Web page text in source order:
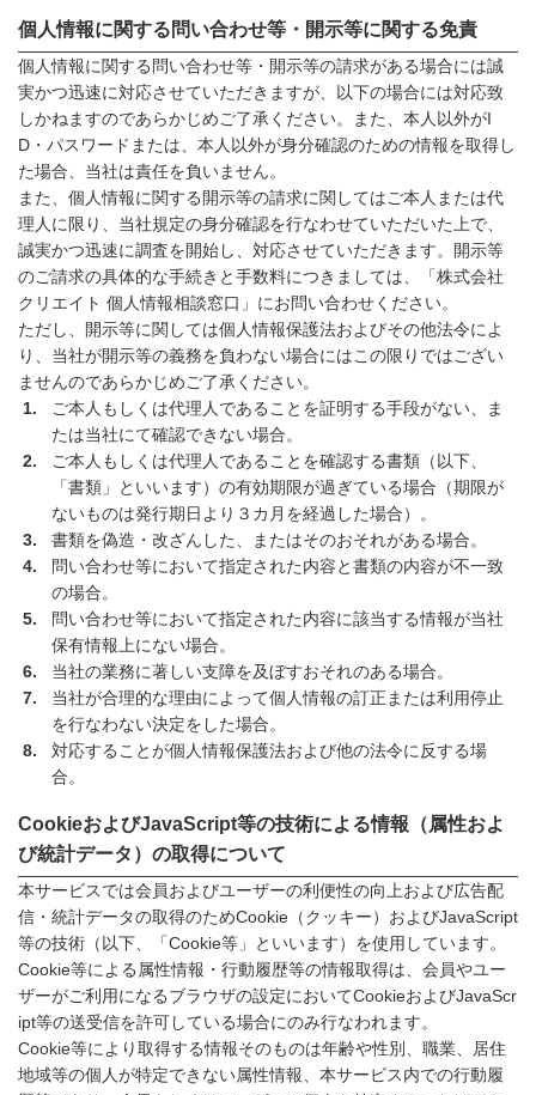
個人情報に関する問い合わせ等・開示等に関する免責
個人情報に関する問い合わせ等・開示等の請求がある場合には誠
実かつ迅速に対応させていただきますが、以下の場合には対応致
しかねますのであらかじめご了承ください。また、本人以外がI
D・パスワードまたは、本人以外が身分確認のための情報を取得し
た場合、当社は責任を負いません。
また、個人情報に関する開示等の請求に関してはご本人または代
理人に限り、当社規定の身分確認を行なわせていただいた上で、
誠実かつ迅速に調査を開始し、対応させていただきます。開示等
のご請求の具体的な手続きと手数料につきましては、「株式会社
クリエイト 個人情報相談窓口」にお問い合わせください。
ただし、開示等に関しては個人情報保護法およびその他法令によ
り、当社が開示等の義務を負わない場合にはこの限りではござい
ませんのであらかじめご了承ください。
ご本人もしくは代理人であることを証明する手段がない、ま
たは当社にて確認できない場合。
ご本人もしくは代理人であることを確認する書類（以下、
「書類」といいます）の有効期限が過ぎている場合（期限が
ないものは発行期日より３カ月を経過した場合）。
書類を偽造・改ざんした、またはそのおそれがある場合。
問い合わせ等において指定された内容と書類の内容が不一致
の場合。
問い合わせ等において指定された内容に該当する情報が当社
保有情報上にない場合。
当社の業務に著しい支障を及ぼすおそれのある場合。
当社が合理的な理由によって個人情報の訂正または利用停止
を行なわない決定をした場合。
対応することが個人情報保護法および他の法令に反する場
合。
CookieおよびJavaScript等の技術による情報（属性およ
び統計データ）の取得について
本サービスでは会員およびユーザーの利便性の向上および広告配
信・統計データの取得のためCookie（クッキー）およびJavaScript
等の技術（以下、「Cookie等」といいます）を使用しています。
Cookie等による属性情報・行動履歴等の情報取得は、会員やユー
ザーがご利用になるブラウザの設定においてCookieおよびJavaScr
ipt等の送受信を許可している場合にのみ行なわれます。
Cookie等により取得する情報そのものは年齢や性別、職業、居住
地域等の個人が特定できない属性情報、本サービス内での行動履